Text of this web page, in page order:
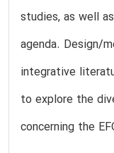
studies, as well
agenda. Design/
integrative
to explore the
concerning the